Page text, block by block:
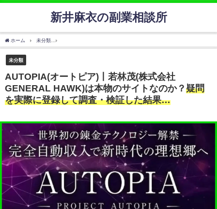
新井麻衣の副業相談所
ホーム 未分類
未分類
AUTOPIA(オートピア)丨若林茂(株式会社
GENERAL HAWK)は本物のサイトなのか？疑問
を実際に登録して調査・検証した結果…